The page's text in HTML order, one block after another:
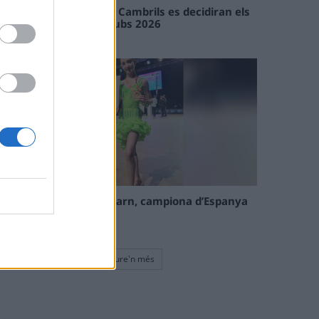
En les tirades de Flix i Cambrils es decidiran els
campions de l’Interclubs 2026
08 maig 2026
La tortosina Cinta Talarn, campiona d’Espanya
de 10 balls solo júnior
Veure'n més